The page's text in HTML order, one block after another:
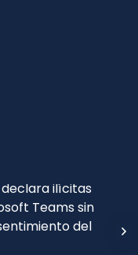
declara ilícitas
Teams sin
del